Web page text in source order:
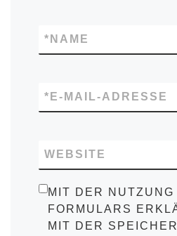
NAME
*
E-MAIL-ADRESSE
*
WEBSITE
MIT DER NUTZUNG
FORMULARS
MIT DER